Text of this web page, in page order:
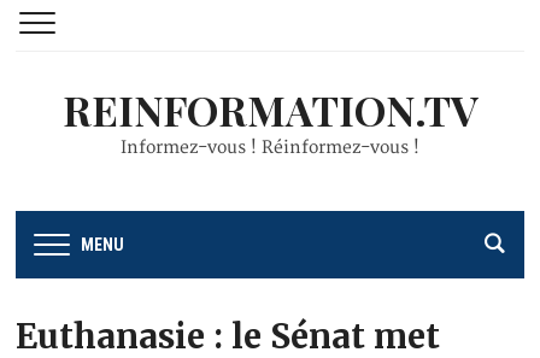
REINFORMATION.TV
Informez-vous ! Réinformez-vous !
MENU
Euthanasie : le Sénat met